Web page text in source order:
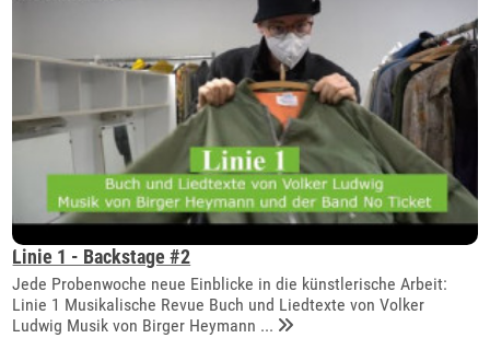
Linie 1 - Backstage #2
Jede Probenwoche neue Einblicke in die künstlerische Arbeit:
Linie 1 Musikalische Revue Buch und Liedtexte von Volker
Ludwig Musik von Birger Heymann ...